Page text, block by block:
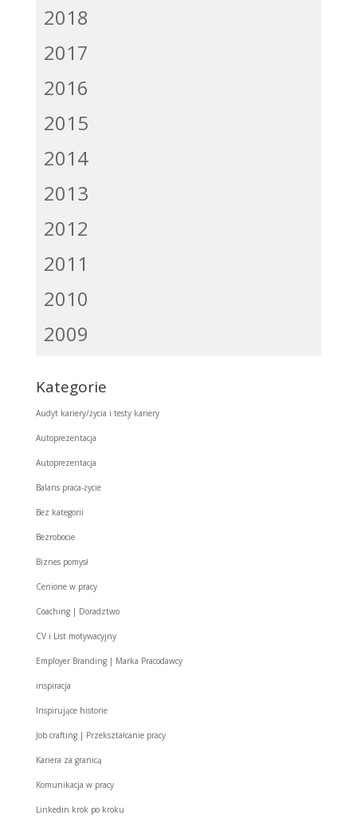
2018
2017
2016
2015
2014
2013
2012
2011
2010
2009
Kategorie
Audyt kariery/życia i testy kariery
Autoprezentacja
Autoprezentacja
Balans praca-życie
Bez kategorii
Bezrobocie
Biznes pomysł
Cenione w pracy
Coaching | Doradztwo
CV i List motywacyjny
Employer Branding | Marka Pracodawcy
inspiracja
Inspirujące historie
Job crafting | Przekształcanie pracy
Kariera za granicą
Komunikacja w pracy
Linkedin krok po kroku